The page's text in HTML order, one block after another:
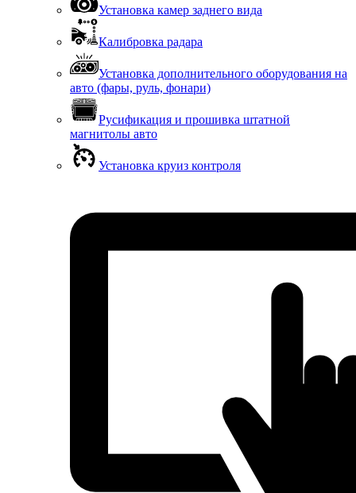
Установка камер заднего вида
Калибровка радара
Установка дополнительного оборудования на
авто (фары, руль, фонари)
Русификация и прошивка штатной
магнитолы авто
Установка круиз контроля